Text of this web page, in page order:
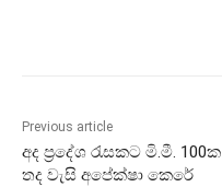
Previous article
අද ප්‍රදේශ රැසකට මි.මී. 100ක
තද වැසි අපේක්ෂා කෙරේ